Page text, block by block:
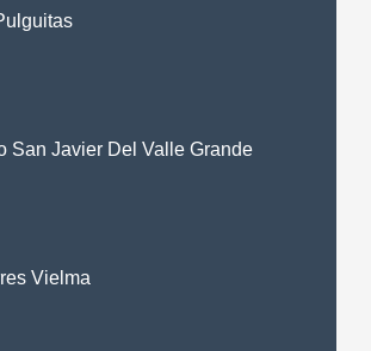
San Javier Del Valle Grande
Vielma